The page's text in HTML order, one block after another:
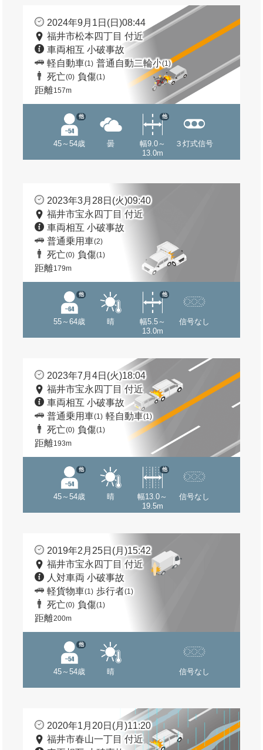
2024年9月1日(日)08:44
福井市松本四丁目 付近
車両相互 小破事故
軽自動車(1) 普通自動二輪小(1)
死亡(0) 負傷(1)
距離157m
45～54歳
他
曇
幅9.0～
13.0m
他
３灯式信号
2023年3月28日(火)09:40
福井市宝永四丁目 付近
車両相互 小破事故
普通乗用車(2)
死亡(0) 負傷(1)
距離179m
55～64歳
他
晴
幅5.5～
13.0m
他
信号なし
2023年7月4日(火)18:04
福井市宝永四丁目 付近
車両相互 小破事故
普通乗用車(1) 軽自動車(1)
死亡(0) 負傷(1)
距離193m
45～54歳
他
晴
幅13.0～
19.5m
他
信号なし
2019年2月25日(月)15:42
福井市宝永四丁目 付近
人対車両 小破事故
軽貨物車(1) 歩行者(1)
死亡(0) 負傷(1)
距離200m
45～54歳
他
晴 信号なし
2020年1月20日(月)11:20
福井市春山一丁目 付近